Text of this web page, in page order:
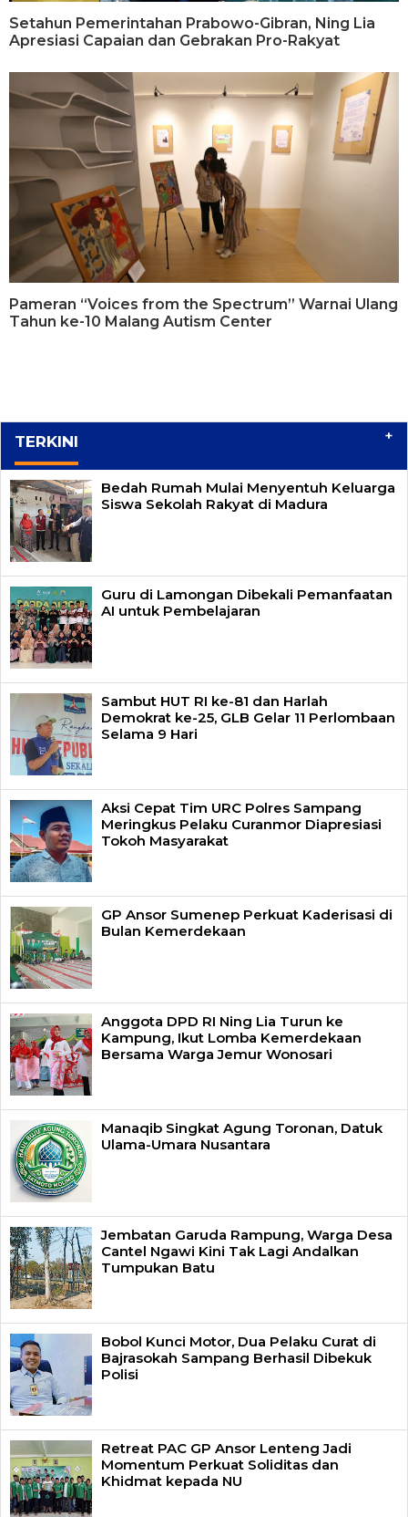
Setahun Pemerintahan Prabowo-Gibran, Ning Lia
Apresiasi Capaian dan Gebrakan Pro-Rakyat
Pameran “Voices from the Spectrum” Warnai Ulang
Tahun ke-10 Malang Autism Center
TERKINI +
Bedah Rumah Mulai Menyentuh Keluarga
Siswa Sekolah Rakyat di Madura
Guru di Lamongan Dibekali Pemanfaatan
AI untuk Pembelajaran
Sambut HUT RI ke-81 dan Harlah
Demokrat ke-25, GLB Gelar 11 Perlombaan
Selama 9 Hari
Aksi Cepat Tim URC Polres Sampang
Meringkus Pelaku Curanmor Diapresiasi
Tokoh Masyarakat
GP Ansor Sumenep Perkuat Kaderisasi di
Bulan Kemerdekaan
Anggota DPD RI Ning Lia Turun ke
Kampung, Ikut Lomba Kemerdekaan
Bersama Warga Jemur Wonosari
Manaqib Singkat Agung Toronan, Datuk
Ulama-Umara Nusantara
Jembatan Garuda Rampung, Warga Desa
Cantel Ngawi Kini Tak Lagi Andalkan
Tumpukan Batu
Bobol Kunci Motor, Dua Pelaku Curat di
Bajrasokah Sampang Berhasil Dibekuk
Polisi
Retreat PAC GP Ansor Lenteng Jadi
Momentum Perkuat Soliditas dan
Khidmat kepada NU